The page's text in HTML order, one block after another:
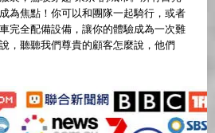
為焦點！你可以和團隊一起騎行，或者
完全配備設備，讓你的體驗成為一次難
，聽聽我們尊貴的顧客怎麼說，他們